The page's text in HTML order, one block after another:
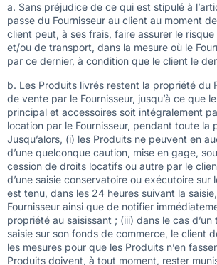
a. Sans préjudice de ce qui est stipulé à
passe du Fournisseur au client au moment
client peut, à ses frais, faire assurer le
et/ou de transport, dans la mesure où le
par ce dernier, à condition que le client le
b. Les Produits livrés restent la propriété du
de vente par le Fournisseur, jusqu’à ce que
principal et accessoires soit intégralement
location par le Fournisseur, pendant toute la
Jusqu’alors, (i) les Produits ne peuvent en
d’une quelconque caution, mise en gage,
cession de droits locatifs ou autre par le
d’une saisie conservatoire ou exécutoire sur
est tenu, dans les 24 heures suivant la
Fournisseur ainsi que de notifier
propriété au saisissant ; (iii) dans le cas
saisie sur son fonds de commerce, le client
les mesures pour que les Produits n’en
Produits doivent, à tout moment, rester